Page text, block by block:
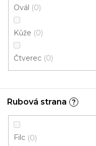
Ovál 0
Kůže 0
Čtverec 0
Rubová strana ?
Filc 0
Kusový koberec
Skladem